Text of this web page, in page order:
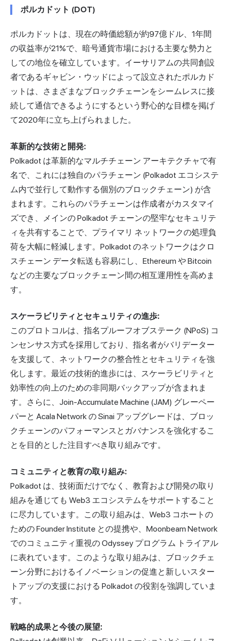
ポルカドット (DOT)
ポルカドットは、現在の時価総額が約97億ドル、1年間
の収益率が21%で、暗号通貨市場における主要な勢力と
しての地位を確立しています。イーサリアムの共同創設
者であるギャビン・ウッドによって設立されたポルカド
ットは、さまざまなブロックチェーンをシームレスに接
続して通信できるようにするという野心的な目標を掲げ
て2020年に立ち上げられました。
革新的な技術と開発:
Polkadot は革新的なマルチチェーン アーキテクチャで有
名で、これには独自のパラチェーン (Polkadot エコシステ
ム内で並行して動作する個別のブロックチェーン) が含
まれます。これらのパラチェーンは作成者がカスタマイ
ズでき、メインの Polkadot チェーンの堅牢なセキュリテ
ィを共有することで、プライマリ ネットワークの処理負
荷を大幅に軽減します。Polkadot のネットワークはクロ
スチェーン データ転送も容易にし、Ethereum や Bitcoin
などの主要なブロックチェーン間の相互運用性を高めま
す。
スケーラビリティとセキュリティの進歩:
このプロトコルは、指名プルーフオブステーク (NPoS) コ
ンセンサス方式を採用しており、指名者がバリデーター
を支援して、ネットワークの整合性とセキュリティを強
化します。最近の技術的進歩には、スケーラビリティと
効率性の向上のための非同期バックアップが含まれま
す。さらに、Join-Accumulate Machine (JAM) グレーペー
パーと Acala Network の Sinai アップグレードは、ブロッ
クチェーンのパフォーマンスとガバナンスを強化するこ
とを目的とした注目すべき取り組みです。
コミュニティと教育の取り組み:
Polkadot は、技術面だけでなく、教育および開発の取り
組みを通じても Web3 エコシステムをサポートすること
に尽力しています。この取り組みは、Web3 コホートの
ための Founder Institute との提携や、Moonbeam Network
でのコミュニティ重視の Odyssey プログラム トライアル
に表れています。このような取り組みは、ブロックチェ
ーン分野におけるイノベーションの促進と新しいスター
トアップの支援における Polkadot の役割を強調していま
す。
戦略的成果と今後の展望: